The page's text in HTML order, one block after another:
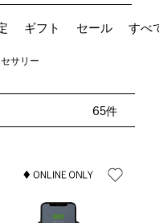
ギフト セール すべ
サリー
65件